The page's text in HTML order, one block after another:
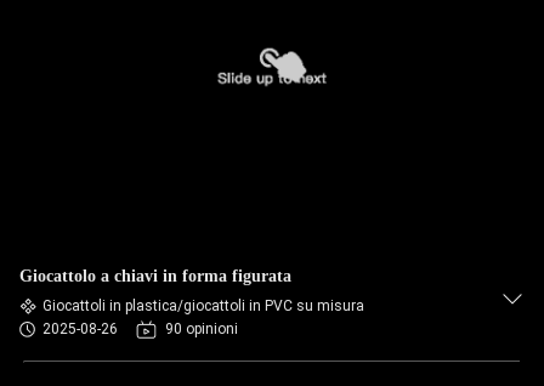
Giocattolo a chiavi in forma figurata
Giocattoli in plastica/giocattoli in PVC su misura
2025-08-26
90 opinioni